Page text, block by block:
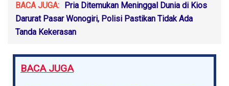
BACA JUGA:
Pria Ditemukan Meninggal Dunia di Kios
Darurat Pasar Wonogiri, Polisi Pastikan Tidak Ada
Tanda Kekerasan
BACA JUGA